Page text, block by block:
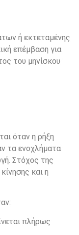
ή εκτεταμένης
επέμβαση για
του μηνίσκου
όταν η ρήξη
τα ενοχλήματα
Στόχος της
και η
πλήρως